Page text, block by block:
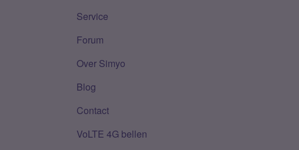
Service
Forum
Over Simyo
Blog
Contact
VoLTE 4G bellen